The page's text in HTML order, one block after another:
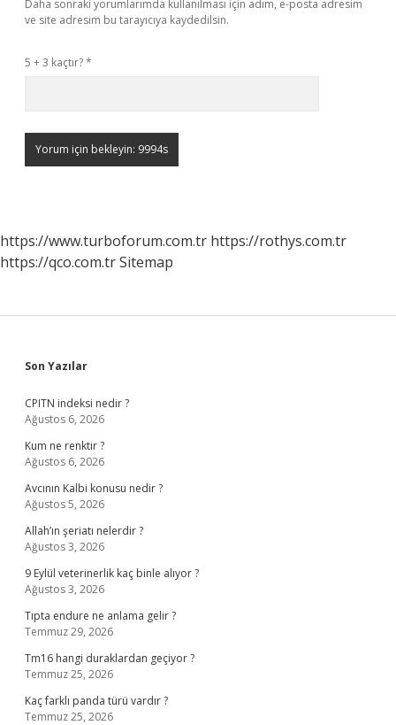
Daha sonraki yorumlarımda kullanılması için adım, e-posta adresim
ve site adresim bu tarayıcıya kaydedilsin.
5 + 3 kaçtır?*
https://www.turboforum.com.tr https://rothys.com.tr
https://qco.com.trSitemap
Sidebar
Son Yazılar
CPITN indeksi nedir ?
Ağustos 6, 2026
Kum ne renktir ?
Ağustos 6, 2026
Avcının Kalbi konusu nedir ?
Ağustos 5, 2026
Allah’ın şeriatı nelerdir ?
Ağustos 3, 2026
9 Eylül veterinerlik kaç binle alıyor ?
Ağustos 3, 2026
Tıpta endure ne anlama gelir ?
Temmuz 29, 2026
Tm16 hangi duraklardan geçiyor ?
Temmuz 25, 2026
Kaç farklı panda türü vardır ?
Temmuz 25, 2026